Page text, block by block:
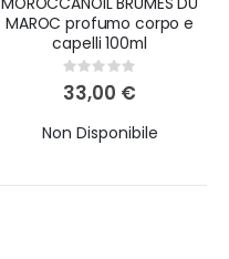
MAROC profumo corpo e
capelli 100ml
Rating:
0%
33,00 €
Non Disponibile